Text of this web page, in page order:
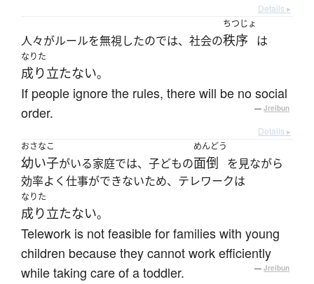
Details ▸
人々がルールを無視したのでは、社会の
ちつじょ
秩序 は
なりた
成り立たない。
If people ignore the rules, there will be no social
order.
— Jreibun
Details ▸
おさな
幼い
こ
子がいる家庭では、子どもの
めんどう
面倒
を見ながら
効率よく仕事ができないため、テレワークは
なりた
成り立たない。
Telework is not feasible for families with young
children because they cannot work efficiently
while taking care of a toddler.
— Jreibun